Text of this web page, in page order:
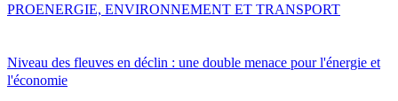
Niveau des fleuves en déclin : une double menace pour l'énergie et
l'économie
PROENERGIE, ENVIRONNEMENT ET TRANSPORT